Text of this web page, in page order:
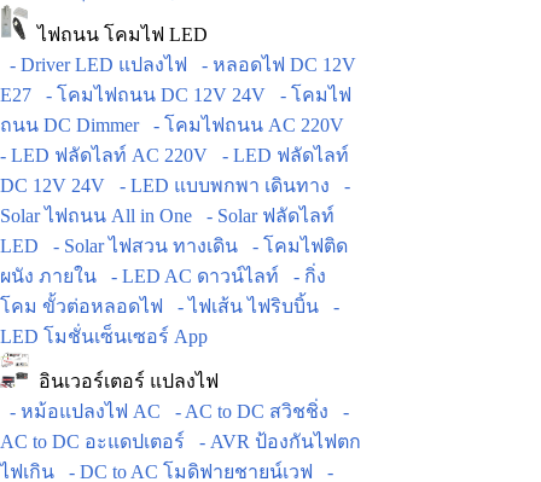
ไฟถนน โคมไฟ LED
- Driver LED แปลงไฟ
- หลอดไฟ DC 12V
E27
- โคมไฟถนน DC 12V 24V
- โคมไฟ
ถนน DC Dimmer
- โคมไฟถนน AC 220V
- LED ฟลัดไลท์ AC 220V
- LED ฟลัดไลท์
DC 12V 24V
- LED แบบพกพา เดินทาง
-
Solar ไฟถนน All in One
- Solar ฟลัดไลท์
LED
- Solar ไฟสวน ทางเดิน
- โคมไฟติด
ผนัง ภายใน
- LED AC ดาวน์ไลท์
- กิ่ง
โคม ขั้วต่อหลอดไฟ
- ไฟเส้น ไฟริบบิ้น
-
LED โมชั่นเซ็นเซอร์ App
อินเวอร์เตอร์ แปลงไฟ
- หม้อแปลงไฟ AC
- AC to DC สวิชชิ่ง
-
AC to DC อะแดปเตอร์
- AVR ป้องกันไฟตก
ไฟเกิน
- DC to AC โมดิฟายชายน์เวฟ -